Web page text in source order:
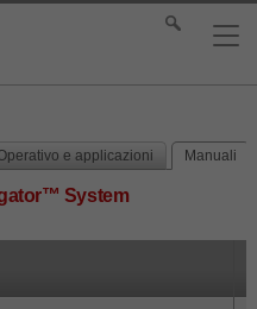
e applicazioni Manuali
System